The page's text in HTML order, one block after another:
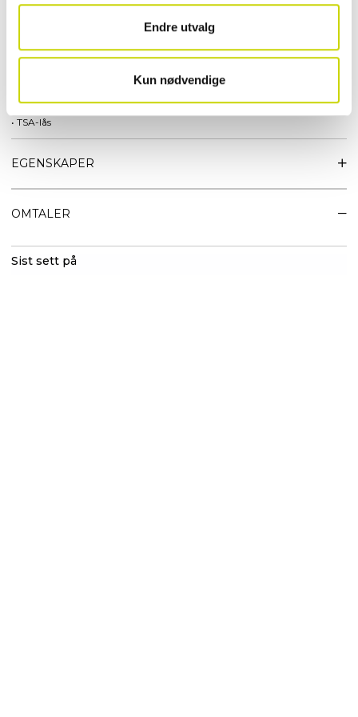
Endre utvalg
Kun nødvendige
• Yttermateriale 100% polyamid
• Fôrmateriale 100 % resirkulert polyester
• 2 hovedrom med glidelås
• Justerbare remmer
• TSA-lås
EGENSKAPER
OMTALER
Sist sett på